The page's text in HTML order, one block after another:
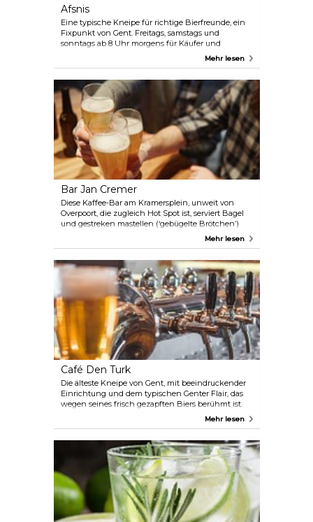
Afsnis
Eine typische Kneipe für richtige Bierfreunde, ein
Fixpunkt von Gent. Freitags, samstags und
sonntags ab 8 Uhr morgens für Käufer und
Verkäufer auf dem Trödelmarkt geöffnet.Mehr lesen
Bar Jan Cremer
Diese Kaffee-Bar am Kramersplein, unweit von
Overpoort, die zugleich Hot Spot ist, serviert Bagel
und gestreken mastellen (‘gebügelte Brötchen’)
mit Kaffee oder einem frischen Bierchen imMehr lesen
Café Den Turk
Die älteste Kneipe von Gent, mit beeindruckender
Einrichtung und dem typischen Genter Flair, das
wegen seines frisch gezapften Biers berühmt ist.
Whiskys, Cognacs und Butterbrote ‘mee uufflakke’,
trinken. Dieses Haus aus dem 15. Jahrhundert
stammt aus derselben Zeit wie der Sint-Jorishof an
der Ecke. Das Haus Den Turk war das Stammlokal
der jungen Sint-Joris-Gilde. Die Fassade ist aus
Kalksandstein, der im 15. und 16. Jahrhundert in
Gent sehr häufig bei repräsentativen Gebäuden
verwendet wurde. Das beliebte Lokal Den Turk
behauptet, das älteste in Gent zu sein. Stadträte
Mehr lesen